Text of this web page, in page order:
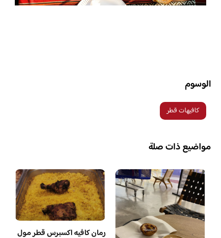
الوسوم
كافيهات قطر
مواضيع ذات صلة
رمان كافيه اكسبرس قطر مول